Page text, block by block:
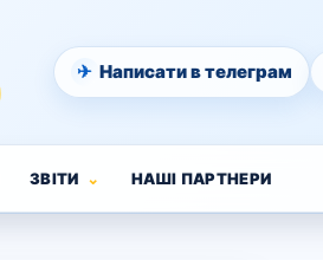
✈ Написати в телеграм
ЗВІТИ НАШІ ПАРТНЕРИ